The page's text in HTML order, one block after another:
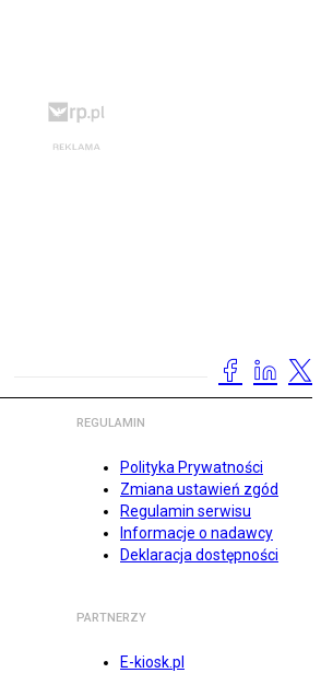
REGULAMIN
Polityka Prywatności
Zmiana ustawień zgód
Regulamin serwisu
Informacje o nadawcy
Deklaracja dostępności
PARTNERZY
E-kiosk.pl